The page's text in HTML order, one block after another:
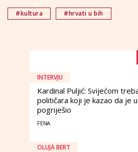
#kultura #hrvati u bih
INTERVJU
Kardinal Puljić: Svijećom
političara koji je kazao da je
pogriješio
FENA
OLUJA BERT